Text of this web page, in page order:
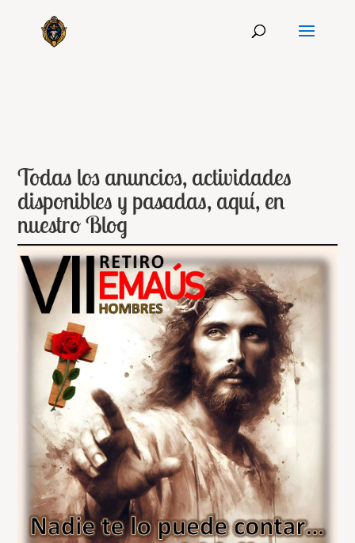
Todas los anuncios, actividades
disponibles y pasadas, aquí, en
nuestro Blog